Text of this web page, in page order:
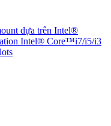
dựa trên Intel®
Intel® Core™i7/i5/i3